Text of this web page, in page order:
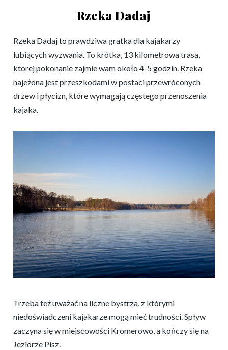
Rzeka Dadaj
Rzeka Dadaj to prawdziwa gratka dla kajakarzy
lubiących wyzwania. To krótka, 13 kilometrowa trasa,
której pokonanie zajmie wam około 4-5 godzin. Rzeka
najeżona jest przeszkodami w postaci przewróconych
drzew i płycizn, które wymagają częstego przenoszenia
kajaka.
Trzeba też uważać na liczne bystrza, z którymi
niedoświadczeni kajakarze mogą mieć trudności. Spływ
zaczyna się w miejscowości Kromerowo, a kończy się na
Jeziorze Pisz.